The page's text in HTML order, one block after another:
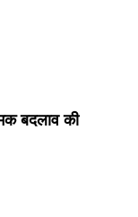
बदलाव की